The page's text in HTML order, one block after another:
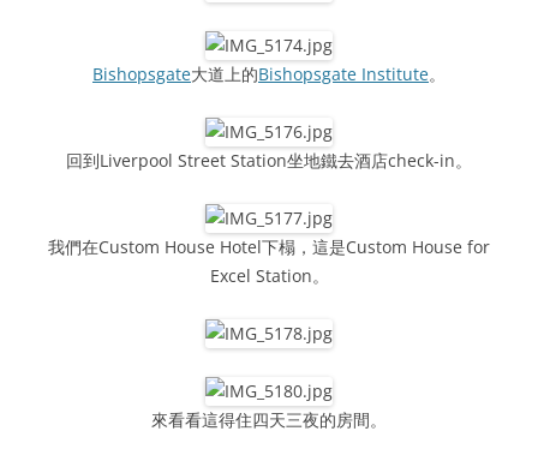
Bishopsgate大道上的Bishopsgate Institute。
回到Liverpool Street Station坐地鐵去酒店check-in。
我們在Custom House Hotel下榻，這是Custom House for
Excel Station。
來看看這得住四天三夜的房間。